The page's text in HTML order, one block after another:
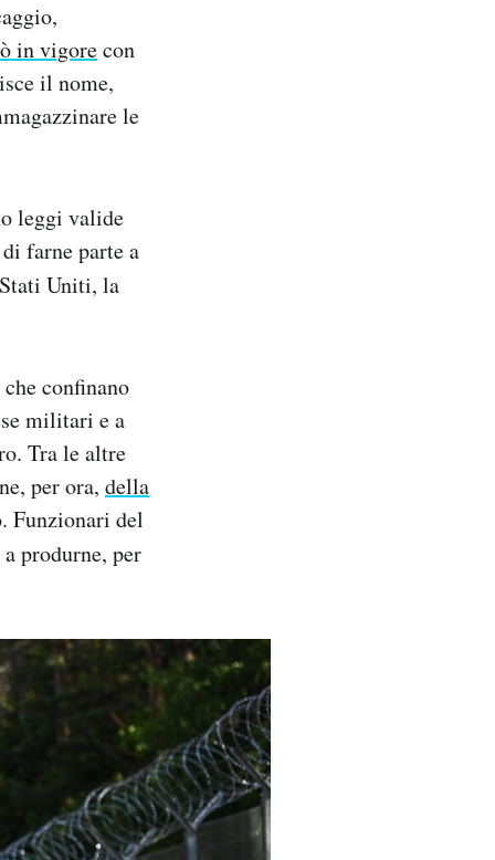
in vigorecon
il nome,
le
leggi valide
farne parte a
Uniti, la
confinano
militari e a
Tra le altre
per ora, della
Funzionari del
produrne, per